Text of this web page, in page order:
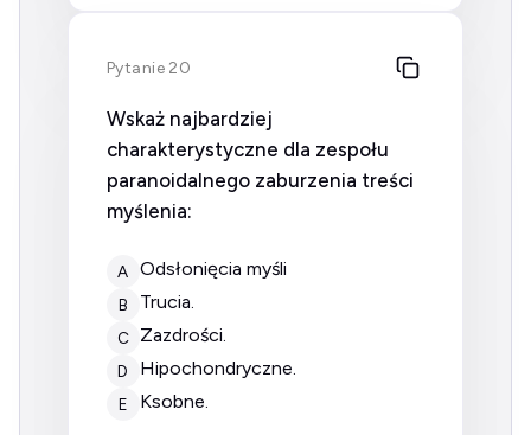
Pytanie 20
Wskaż najbardziej
charakterystyczne dla zespołu
paranoidalnego zaburzenia treści
myślenia:
A odsłonięcia myśli
B trucia.
C zazdrości.
D hipochondryczne.
E ksobne.